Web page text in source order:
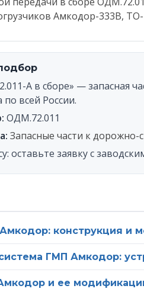
Оставьте это поле
персональных данных,
Амкодор-333В,
А в сборе» — запасная
по всей России.
ОДМ.72.011
Запасные части к дорожно-
оставьте заявку с
конструкция и
ГМП Амкодор:
и ее